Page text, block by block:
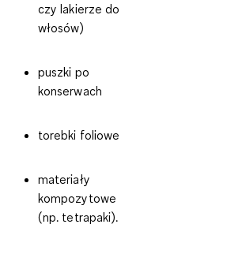
czy lakierze do
włosów)
puszki po
konserwach
torebki foliowe
materiały
kompozytowe
(np. tetrapaki).